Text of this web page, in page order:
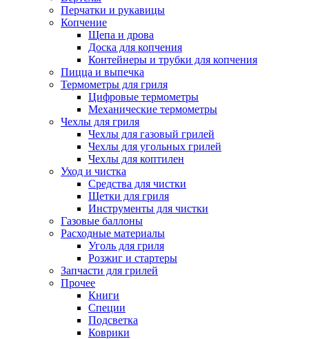
Перчатки и рукавицы
Копчение
Щепа и дрова
Доска для копчения
Контейнеры и трубки для копчения
Пицца и выпечка
Термометры для гриля
Цифровые термометры
Механические термометры
Чехлы для гриля
Чехлы для газовый грилей
Чехлы для угольных грилей
Чехлы для коптилен
Уход и чистка
Средства для чистки
Щетки для гриля
Инструменты для чистки
Газовые баллоны
Расходные материалы
Уголь для гриля
Розжиг и стартеры
Запчасти для грилей
Прочее
Книги
Специи
Подсветка
Коврики